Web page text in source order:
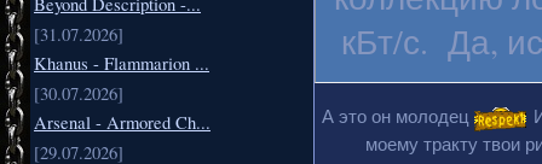
[31.07.2026]
Khanus - Flammarion ...
[30.07.2026]
Arsenal - Armored Ch...
[29.07.2026]
кБт/с. Да,
А это он молодец
моему тракту твои